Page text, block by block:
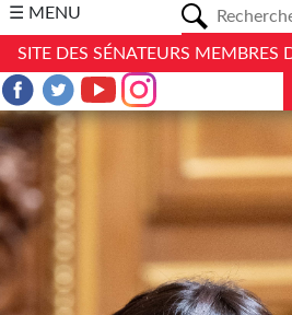
☰ MENU
SITE DES SÉNATEURS MEMBRES